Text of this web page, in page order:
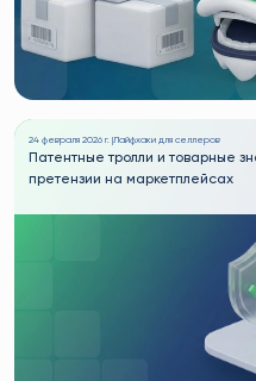
24 февраля 2026 г. |Лайфхаки для селлеров
Патентные тролли и товарные
претензии на маркетплейсах